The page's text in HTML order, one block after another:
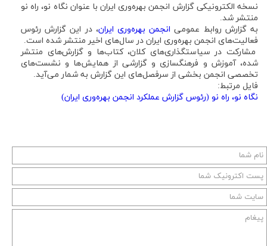
نسخه الکترونیکی گزارش انجمن بهره‌وری ایران با عنوان نگاه نو، راه نو
منتشر شد.
به گزارش روابط عمومی انجمن بهره‌وری ایران، در این گزارش رئوس
فعالیت‌های انجمن بهره‌وری ایران در سال‌های اخیر منتشر شده است.
مشارکت در سیاستگذاری‌های کلان، کتاب‌ها و گزارش‌های منتشر
شده، آموزش و فرهنگسازی و گزارشی از همایش‌ها و نشست‌های
تخصصی انجمن بخشی از سرفصل‌های این گزارش به شمار می‌آید.
فایل مرتبط:
نگاه نو، راه نو (رئوس گزارش عملکرد انجمن بهره‌وری ایران)